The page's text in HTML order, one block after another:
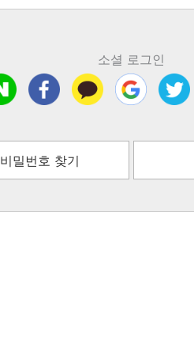
소셜 로그인
비밀번호 찾기